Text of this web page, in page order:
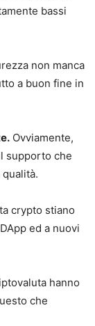
bassi
non manca
a buon fine in
Ovviamente,
supporto che
crypto stiano
ed a nuovi
hanno
che